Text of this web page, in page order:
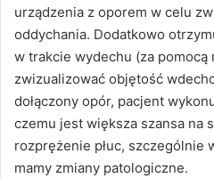
urządzenia z oporem w celu
oddychania. Dodatkowo
w trakcie wydechu (za pomocą
zwizualizować objętość
dołączony opór, pacjent
czemu jest większa szansa na
rozprężenie płuc, szczególnie
mamy zmiany patologiczne.